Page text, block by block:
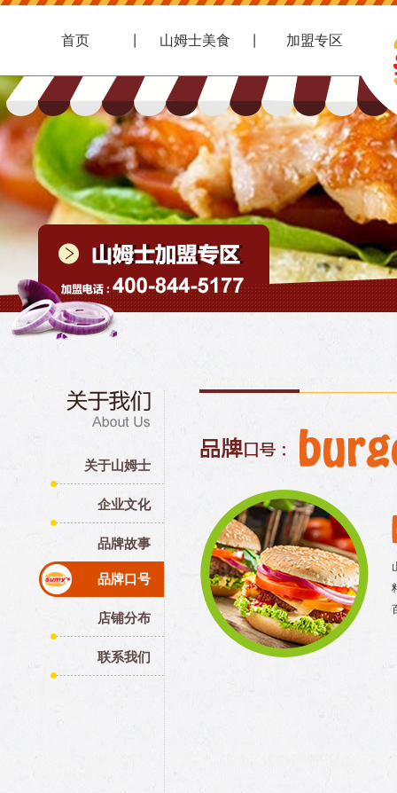
首页 山姆士美食 加盟专区
关于山姆士
企业文化
品牌故事
品牌口号
店铺分布
联系我们